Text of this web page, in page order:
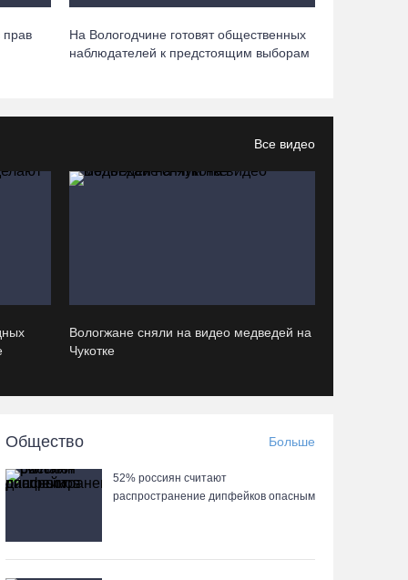
Самая маленькая и самая ценная
06.08.26 / 08:57
«Алмаз» выиграл у «Красной машины», но
остался без золота космического турнира
В заречной части Вологды открылся новый
офис МФЦ
прав
На Вологодчине готовят общественных
наблюдателей к предстоящим выборам
Все видео
Вологжане сняли на видео медведей на
Чукотке
Общество Больше
52% россиян считают
распространение дипфейков опасным